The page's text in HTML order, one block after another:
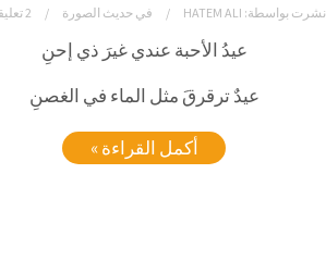
نشرت بواسطة: HATEM ALI في حديث الصورة 2 تعليقان
عيدُ الأحبة عندي غيرَ ذي إحنِ
عيدٌ ترقرقَ مثل الماء في الغصنِ
أكمل القراءة »